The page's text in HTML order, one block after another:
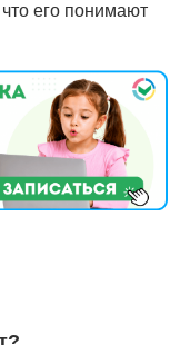
его понимают